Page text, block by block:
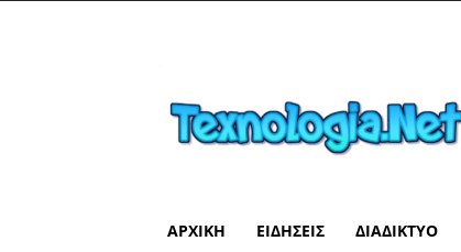
ΑΡΧΙΚΉ ΕΙΔΉΣΕΙΣ ΔΙΑΔΊΚΤΥΟ